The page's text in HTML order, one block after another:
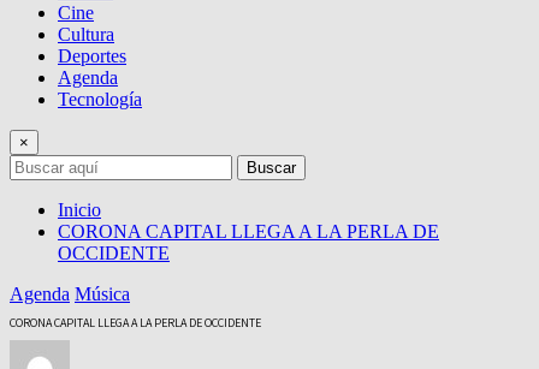
Cine
Cultura
Deportes
Agenda
Tecnología
×
Buscar
Inicio
CORONA CAPITAL LLEGA A LA PERLA DE
OCCIDENTE
Agenda Música
CORONA CAPITAL LLEGA A LA PERLA DE OCCIDENTE